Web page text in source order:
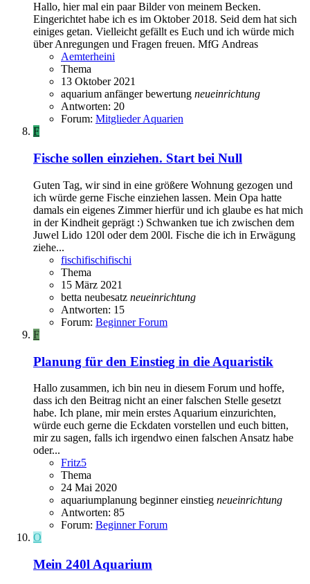
Hallo, hier mal ein paar Bilder von meinem Becken.
Eingerichtet habe ich es im Oktober 2018. Seid dem hat sich
einiges getan. Vielleicht gefällt es Euch und ich würde mich
über Anregungen und Fragen freuen. MfG Andreas
Aemterheini
Thema
13 Oktober 2021
aquarium anfängerbewertung neueinrichtung
Antworten: 20
Forum: Mitglieder Aquarien
F
Fische sollen einziehen. Start bei Null
Guten Tag, wir sind in eine größere Wohnung gezogen und
ich würde gerne Fische einziehen lassen. Mein Opa hatte
damals ein eigenes Zimmer hierfür und ich glaube es hat mich
in der Kindheit geprägt :) Schwanken tue ich zwischen dem
Juwel Lido 120l oder dem 200l. Fische die ich in Erwägung
ziehe...
fischifischifischi
Thema
15 März 2021
betta neubesatz neueinrichtung
Antworten: 15
Forum: Beginner Forum
F
Planung für den Einstieg in die Aquaristik
Hallo zusammen, ich bin neu in diesem Forum und hoffe,
dass ich den Beitrag nicht an einer falschen Stelle gesetzt
habe. Ich plane, mir mein erstes Aquarium einzurichten,
würde euch gerne die Eckdaten vorstellen und euch bitten,
mir zu sagen, falls ich irgendwo einen falschen Ansatz habe
oder...
Fritz5
Thema
24 Mai 2020
aquariumplanung beginnereinstieg neueinrichtung
Antworten: 85
Forum: Beginner Forum
O
Mein 240l Aquarium